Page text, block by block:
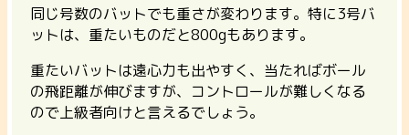
同じ号数のバットでも重さが変わります。特に3号バ
ットは、重たいものだと800gもあります。
重たいバットは遠心力も出やすく、当たればボール
の飛距離が伸びますが、コントロールが難しくなる
ので上級者向けと言えるでしょう。